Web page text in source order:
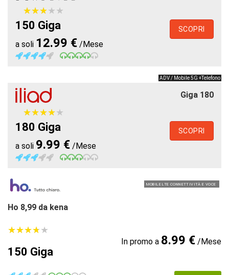
★★★★★
★★★★★
150 Giga
a soli 12.99 € /Mese
SCOPRI
ADV / Mobile 5G +Telefono
Giga 180
★★★★★
★★★★★
180 Giga
a soli 9.99 € /Mese
SCOPRI
MOBILE LTE CONNETTIVITÀ E VOCE
Ho 8,99 da kena
★★★★★
★★★★★
150 Giga
In promo a 8.99 €/Mese